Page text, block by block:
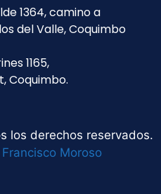
1364, camino a
del Valle, Coquimbo
1165,
Coquimbo.
los derechos reservados.
Francisco Moroso